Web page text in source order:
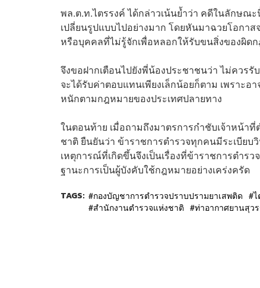
พล.ต.ท.ไตรรงค์ ได้กล่าวเน้นย้ำว่า คดีในลักษ
เปลี่ยนรูปแบบไปอย่างมาก โดยหันมาฉวยโอกา
หรือบุคคลที่ไม่รู้จักเพื่อหลอกให้รับขนสิ่งของผิด
จึงขอฝากเตือนไปยังพี่น้องประชาชนว่า ไม่ควร
จะได้รับค่าตอบแทนเพียงเล็กน้อยก็ตาม เพราะ
หนักตามกฎหมายของประเทศปลายทาง
ในตอนท้าย เมื่อถามถึงมาตรการกำชับเจ้าหน้า
ชาติ ยืนยันว่า ข้าราชการตำรวจทุกคนมีระเบีย
เหตุการณ์ที่เกิดขึ้นจึงเป็นเรื่องที่ข้าราชการตำร
ฐานะการเป็นผู้บังคับใช้กฎหมายอย่างเคร่งครัด
TAGS: กองบัญชาการตำรวจปราบปรามยาเสพติด
สำนักงานตำรวจแห่งชาติ
ท่าอากาศยานสุว